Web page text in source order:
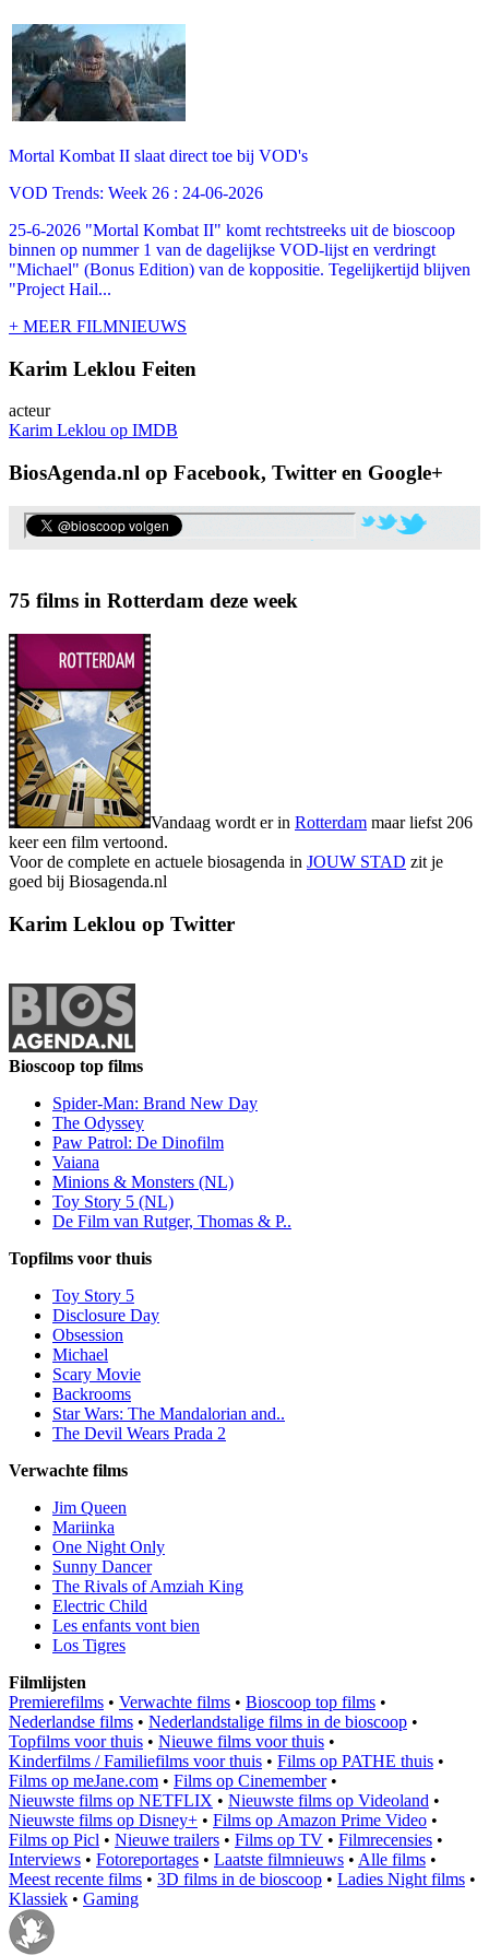
Mortal Kombat II slaat direct toe bij VOD's
VOD Trends: Week 26 : 24-06-2026
25-6-2026 "Mortal Kombat II" komt rechtstreeks uit de bioscoop
binnen op nummer 1 van de dagelijkse VOD-lijst en verdringt
"Michael" (Bonus Edition) van de koppositie. Tegelijkertijd blijven
"Project Hail...
+ MEER FILMNIEUWS
Karim Leklou Feiten
acteur
Karim Leklou op IMDB
BiosAgenda.nl op Facebook, Twitter en Google+
75 films in Rotterdam deze week
Vandaag wordt er in Rotterdam maar liefst 206
keer een film vertoond.
Voor de complete en actuele biosagenda in JOUW STAD zit je
goed bij Biosagenda.nl
Karim Leklou op Twitter
Bioscoop top films
Spider-Man: Brand New Day
The Odyssey
Paw Patrol: De Dinofilm
Vaiana
Minions & Monsters (NL)
Toy Story 5 (NL)
De Film van Rutger, Thomas & P..
Topfilms voor thuis
Toy Story 5
Disclosure Day
Obsession
Michael
Scary Movie
Backrooms
Star Wars: The Mandalorian and..
The Devil Wears Prada 2
Verwachte films
Jim Queen
Mariinka
One Night Only
Sunny Dancer
The Rivals of Amziah King
Electric Child
Les enfants vont bien
Los Tigres
Filmlijsten
Premierefilms • Verwachte films • Bioscoop top films •
Nederlandse films • Nederlandstalige films in de bioscoop •
Topfilms voor thuis • Nieuwe films voor thuis •
Kinderfilms / Familiefilms voor thuis • Films op PATHE thuis •
Films op meJane.com • Films op Cinemember•
Nieuwste films op NETFLIX • Nieuwste films op Videoland •
Nieuwste films op Disney+ • Films op Amazon Prime Video •
Films op Picl • Nieuwe trailers • Films op TV • Filmrecensies •
Interviews • Fotoreportages • Laatste filmnieuws • Alle films •
Meest recente films • 3D films in de bioscoop • Ladies Night films •
Klassiek • Gaming